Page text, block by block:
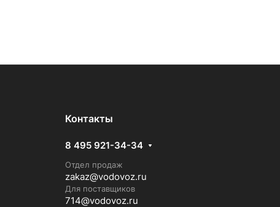
Контакты
8 495 921-34-34
Отдел продаж
zakaz@vodovoz.ru
Для поставщиков
714@vodovoz.ru